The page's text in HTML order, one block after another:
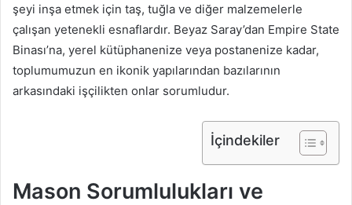
şeyi inşa etmek için taş, tuğla ve diğer malzemelerle
çalışan yetenekli esnaflardır. Beyaz Saray’dan Empire State
Binası’na, yerel kütüphanenize veya postanenize kadar,
toplumumuzun en ikonik yapılarından bazılarının
arkasındaki işçilikten onlar sorumludur.
İçindekiler
Mason Sorumlulukları ve